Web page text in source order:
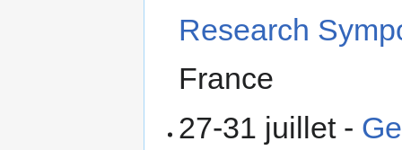
Research
France
27-31 juillet -